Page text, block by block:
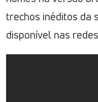
trechos inéditos da
disponível nas